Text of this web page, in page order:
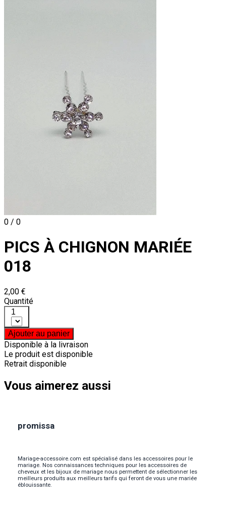
0 / 0
PICS À CHIGNON MARIÉE
018
2,00 €
Quantité
1
Ajouter au panier
Disponible à la livraison
Le produit est disponible
Retrait disponible
Vous aimerez aussi
promissa
Mariage-accessoire.com est spécialisé dans les accessoires pour le
mariage. Nos connaissances techniques pour les accessoires de
cheveux et les bijoux de mariage nous permettent de sélectionner les
meilleurs produits aux meilleurs tarifs qui feront de vous une mariée
éblouissante.